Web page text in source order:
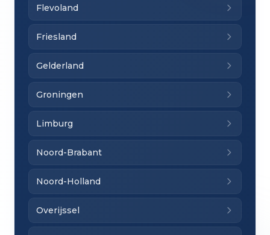
Flevoland
Friesland
Gelderland
Groningen
Limburg
Noord-Brabant
Noord-Holland
Overijssel